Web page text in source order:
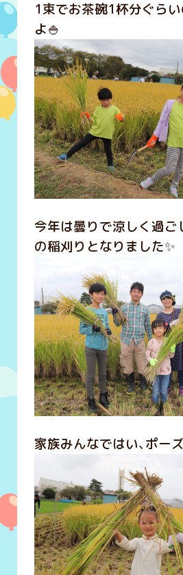
1束でお茶碗1杯分ぐら
よ🍚
今年は曇りで涼しく過ご
の稲刈りとなりました✨
家族みんなではい、ポー